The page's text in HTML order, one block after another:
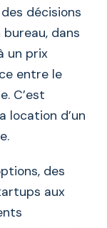
décisions
dans
un prix
entre le
C’est
location d’un
des
aux